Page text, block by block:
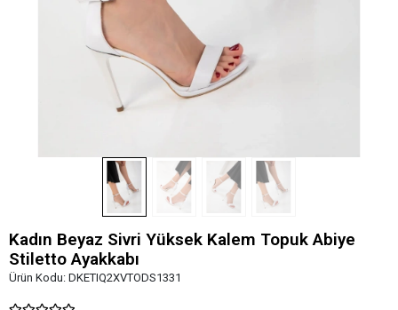
Kadın Beyaz Sivri Yüksek Kalem Topuk Abiye
Stiletto Ayakkabı
Ürün Kodu: DKETIQ2XVTODS1331